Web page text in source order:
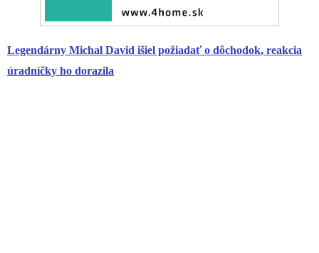
Legendárny Michal David išiel požiadať o dôchodok, reakcia
úradníčky ho dorazila